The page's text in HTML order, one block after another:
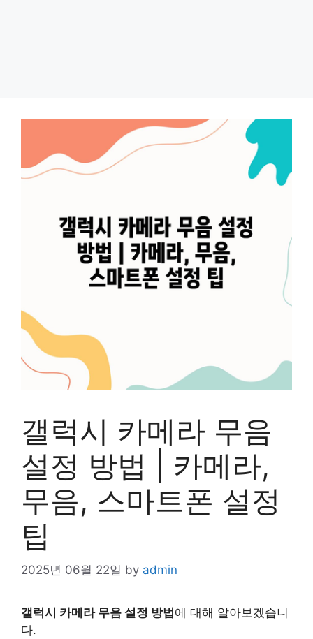
갤럭시 카메라 무음
설정 방법 | 카메라,
무음, 스마트폰 설정
팁
2025년 06월 22일 by admin
갤럭시 카메라 무음 설정 방법에 대해 알아보겠습니
다.